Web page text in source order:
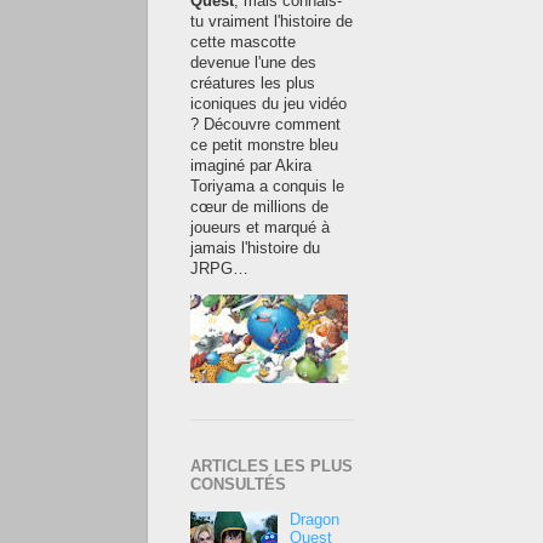
tu vraiment l'histoire de
cette mascotte
devenue l'une des
créatures les plus
iconiques du jeu vidéo
? Découvre comment
ce petit monstre bleu
imaginé par Akira
Toriyama a conquis le
cœur de millions de
joueurs et marqué à
jamais l'histoire du
JRPG…
ARTICLES LES PLUS
CONSULTÉS
Dragon
Quest